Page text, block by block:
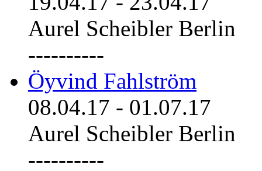
Aurel Scheibler Berlin
----------
Öyvind Fahlström
08.04.17 - 01.07.17
Aurel Scheibler Berlin
----------